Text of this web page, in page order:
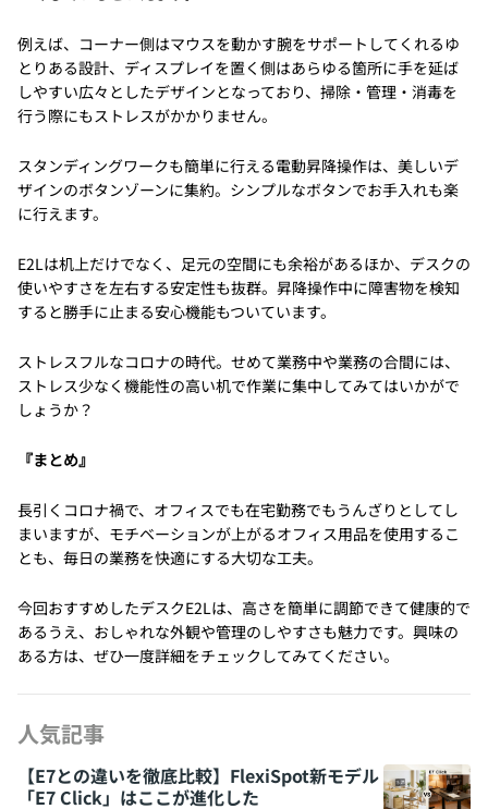
例えば、コーナー側はマウスを動かす腕をサポートしてくれるゆ
とりある設計、ディスプレイを置く側はあらゆる箇所に手を延ば
しやすい広々としたデザインとなっており、掃除・管理・消毒を
行う際にもストレスがかかりません。
スタンディングワークも簡単に行える電動昇降操作は、美しいデ
ザインのボタンゾーンに集約。シンプルなボタンでお手入れも楽
に行えます。
E2Lは机上だけでなく、足元の空間にも余裕があるほか、デスクの
使いやすさを左右する安定性も抜群。昇降操作中に障害物を検知
すると勝手に止まる安心機能もついています。
ストレスフルなコロナの時代。せめて業務中や業務の合間には、
ストレス少なく機能性の高い机で作業に集中してみてはいかがで
しょうか？
『まとめ』
長引くコロナ禍で、オフィスでも在宅勤務でもうんざりとしてし
まいますが、モチベーションが上がるオフィス用品を使用するこ
とも、毎日の業務を快適にする大切な工夫。
今回おすすめしたデスクE2Lは、高さを簡単に調節できて健康的で
あるうえ、おしゃれな外観や管理のしやすさも魅力です。興味の
ある方は、ぜひ一度詳細をチェックしてみてください。
人気記事
【E7との違いを徹底比較】FlexiSpot新モデル
「E7 Click」はここが進化した